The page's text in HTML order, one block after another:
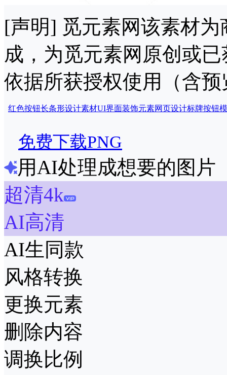
[声明] 觅元素网该素材
成，为觅元素网原创或
依据所获授权使用（含
红色按钮长条形设计素材UI界面装饰元素网页设计标牌按钮
免费下载PNG
用AI处理成想要的图片
超清4k
AI高清
AI生同款
风格转换
更换元素
删除内容
调换比例